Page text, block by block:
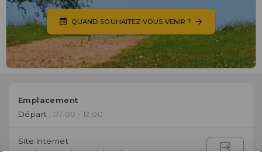
QUAND SOUHAITEZ-VOUS VENIR ?
Emplacement
Départ : 07:00 - 12:00
Site Internet